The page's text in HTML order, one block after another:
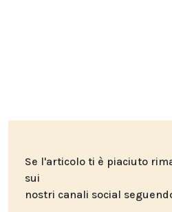
Se l'articolo ti è piaciuto
sui
nostri canali social